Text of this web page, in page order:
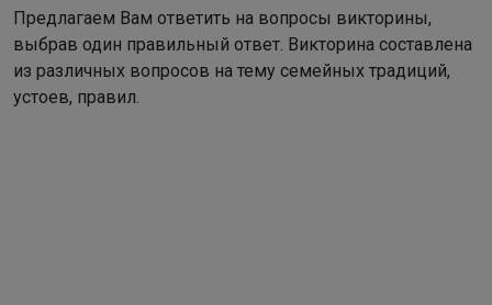
Предлагаем Вам ответить на вопросы викторины,
выбрав один правильный ответ. Викторина составлена
из различных вопросов на тему семейных традиций,
устоев, правил.